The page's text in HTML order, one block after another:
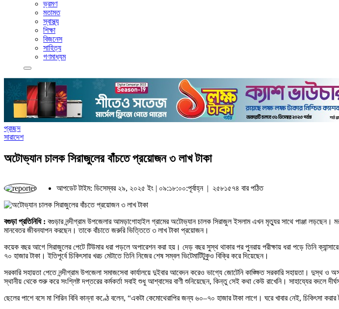
ভ্রমণ
মতামত
স্বাস্থ্য
শিক্ষা
বিজনেস
সাহিত্য
গণমাধ্যম
প্রচ্ছদ
সারাদেশ
অটোভ্যান চালক সিরাজুলের বাঁচতে প্রয়োজন ৩ লাখ টাকা
আপডেট টাইম: ডিসেম্বর ২৯, ২০২৫ ইং | ০৯:১৮:০০:পূর্বাহ্ন | ২৫৮১৫৭৪ বার পঠিত
বগুড়া প্রতিনিধি : বগুড়ার নন্দীগ্রাম উপজেলার আমড়াগোহাইল গ্রামের অটোভ্যান চালক সিরাজুল ইসলাম এখন মৃত্যুর সাথে পাঞ্জা লড়ছেন।
মানবেতর জীবনযাপন করছেন। তাকে বাঁচাতে জরুরি ভিত্তিতে ৩ লাখ টাকা প্রয়োজন।
কয়েক বছর আগে সিরাজুলের পেটে টিউমার ধরা পড়লে অপারেশন করা হয়। দেড় বছর সুস্থ থাকার পর পুনরায় পরীক্ষায় ধরা পড়ে তিনি
৭০ হাজার টাকা। ইতিপূর্বে চিকিৎসার খরচ মেটাতে তিনি নিজের শেষ সম্বল ভিটেমাটিটুকুও বিক্রি করে দিয়েছেন।
সরকারি সহায়তা পেতে নন্দীগ্রাম উপজেলা সমাজসেবা কার্যালয়ে দুইবার আবেদন করেও ভাগ্যে জোটেনি কাঙ্ক্ষিত সরকারি সহায়তা।
স্থানীয় থেকে শুরু করে সংশ্লিষ্ট দপ্তরের কর্মকর্তা সবাই শুধু আশ্বাসের বাণী শুনিয়েছেন, কিন্তু সেই কথা কেউ রাখেনি। সাহায্যের বদলে
ছেলের পাশে বসে মা শিরিন বিবি কান্না কণ্ঠে বলেন, “একটা কেমোথেরাপির জন্য ৬০–৭০ হাজার টাকা লাগে। ঘরে খাবার নেই,